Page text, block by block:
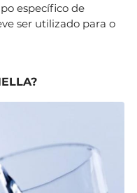
específico de
ser utilizado para o